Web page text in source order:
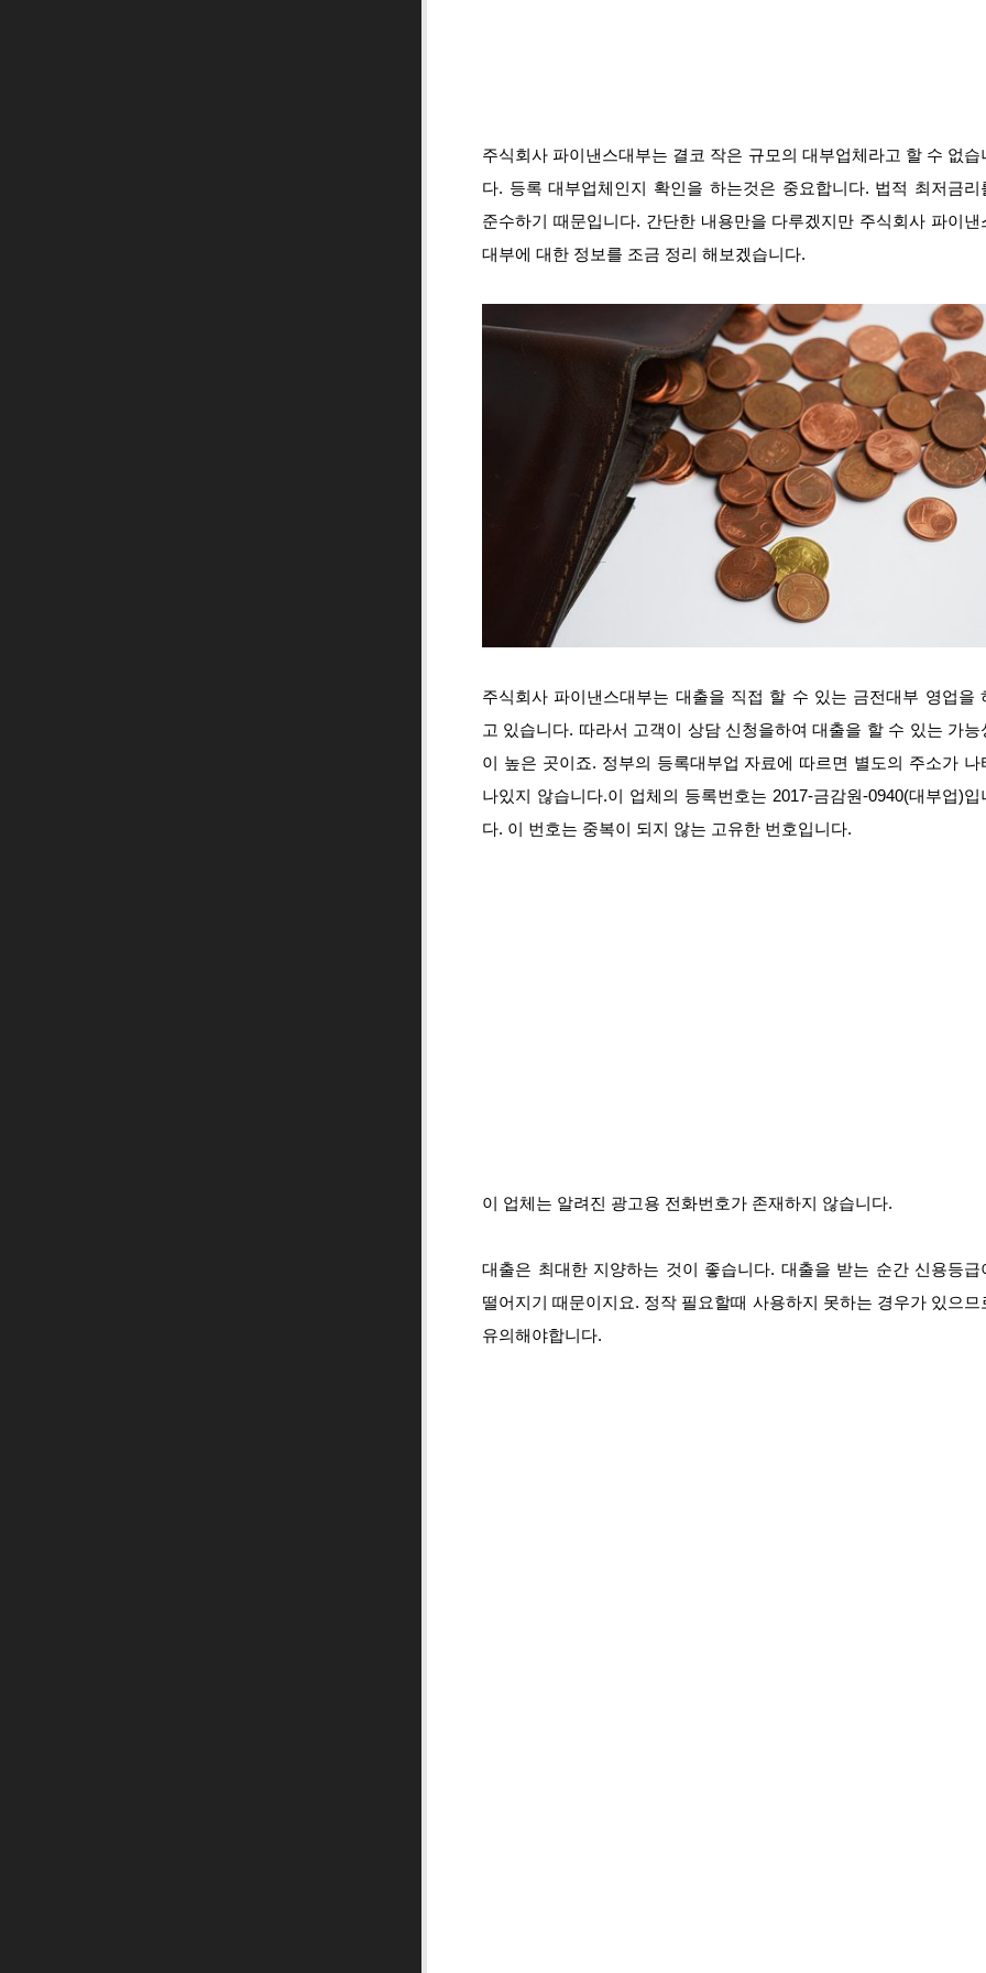
주식회사 파이낸스대부는 결코 작은 규모의 대부업체라고 할 수 없습
다. 등록 대부업체인지 확인을 하는것은 중요합니다. 법적 최저금리
준수하기 때문입니다. 간단한 내용만을 다루겠지만 주식회사 파이낸
대부에 대한 정보를 조금 정리 해보겠습니다.
주식회사 파이낸스대부는 대출을 직접 할 수 있는 금전대부 영업을
고 있습니다. 따라서 고객이 상담 신청을하여 대출을 할 수 있는 가능
이 높은 곳이죠. 정부의 등록대부업 자료에 따르면 별도의 주소가 나
나있지 않습니다.이 업체의 등록번호는 2017-금감원-0940(대부업)입
다. 이 번호는 중복이 되지 않는 고유한 번호입니다.
이 업체는 알려진 광고용 전화번호가 존재하지 않습니다.
대출은 최대한 지양하는 것이 좋습니다. 대출을 받는 순간 신용등급
떨어지기 때문이지요. 정작 필요할때 사용하지 못하는 경우가 있으므
유의해야합니다.